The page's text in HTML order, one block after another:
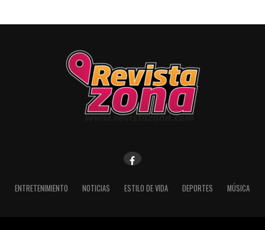
ENTRETENIMIENTO NOTICIAS ESTILO DE VIDA DEPORTES MÚSICA